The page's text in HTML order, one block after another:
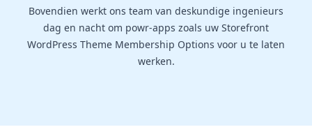
Bovendien werkt ons team van deskundige ingenieurs
dag en nacht om powr-apps zoals uw Storefront
WordPress Theme Membership Options voor u te laten
werken.